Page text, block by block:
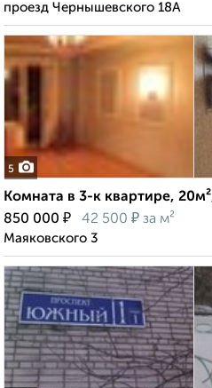
проезд Чернышевского 18А
5
Комната в 3-к квартире,
850 000 ₽ 42 500 ₽ за м²
Маяковского 3